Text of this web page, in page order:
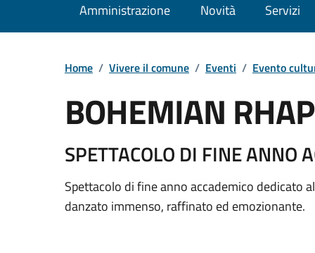
Amministrazione Novità Servizi
Home / Vivere il comune / Eventi / Evento
BOHEMIAN
Dettaglio
SPETTACOLO DI FINE ANNO
Spettacolo di fine anno accademico dedicato
danzato immenso, raffinato ed emozionante.